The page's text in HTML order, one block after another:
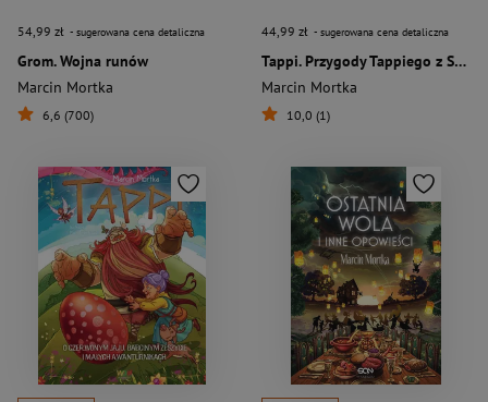
54,99 zł - sugerowana cena detaliczna
Grom. Wojna runów
Marcin Mortka
6,6 (700)
44,99 zł - sugerowana cena detaliczna
Tappi. Przygody Tappiego z Szepczącego Lasu
Marcin Mortka
10,0 (1)